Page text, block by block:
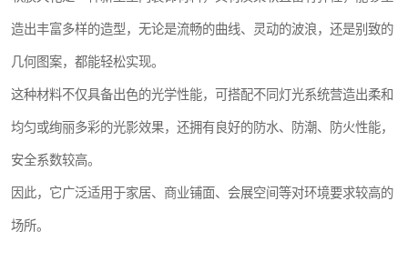
造出丰富多样的造型，无论是流畅的曲线、灵动的波浪，还是别致的
几何图案，都能轻松实现。
这种材料不仅具备出色的光学性能，可搭配不同灯光系统营造出柔和
均匀或绚丽多彩的光影效果，还拥有良好的防水、防潮、防火性能，
安全系数较高。
因此，它广泛适用于家居、商业铺面、会展空间等对环境要求较高的
场所。